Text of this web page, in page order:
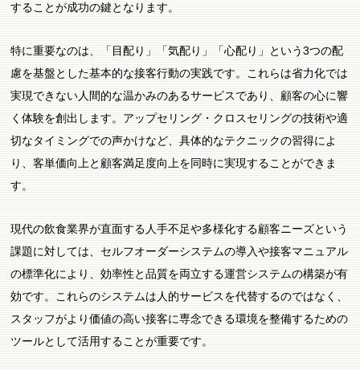
することが成功の鍵となります。
特に重要なのは、「目配り」「気配り」「心配り」という3つの配
慮を基盤とした基本的な接客行動の実践です。これらは省力化では
実現できない人間的な温かみのあるサービスであり、顧客の心に響
く体験を創出します。アップセリング・クロスセリングの技術や適
切なタイミングでの声かけなど、具体的なテクニックの習得によ
り、客単価向上と顧客満足度向上を同時に実現することができま
す。
現代の飲食業界が直面する人手不足や多様化する顧客ニーズという
課題に対しては、セルフオーダーシステムの導入や接客マニュアル
の標準化により、効率性と品質を両立する運営システムの構築が有
効です。これらのシステムは人的サービスを代替するのではなく、
スタッフがより価値の高い接客に専念できる環境を整備するための
ツールとして活用することが重要です。